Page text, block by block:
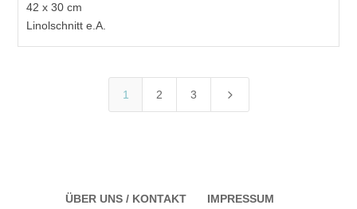
42 x 30 cm
Linolschnitt e.A.
1 2 3 5
ÜBER UNS / KONTAKT
IMPRESSUM